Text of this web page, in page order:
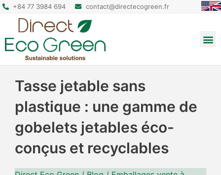
+84 77 3984 694 contact@directecogreen.fr
Tasse jetable sans
plastique : une gamme de
gobelets jetables éco-
conçus et recyclables